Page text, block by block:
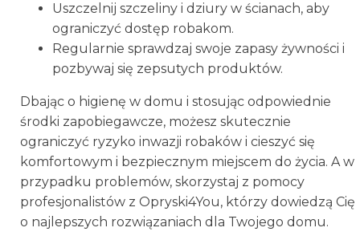
Uszczelnij szczeliny i dziury w ścianach, aby
ograniczyć dostęp robakom.
Regularnie sprawdzaj swoje zapasy żywności i
pozbywaj się zepsutych produktów.
Dbając o higienę w domu i stosując odpowiednie
środki zapobiegawcze, możesz skutecznie
ograniczyć ryzyko inwazji robaków i cieszyć się
komfortowym i bezpiecznym miejscem do życia. A w
przypadku problemów, skorzystaj z pomocy
profesjonalistów z Opryski4You, którzy dowiedzą Cię
o najlepszych rozwiązaniach dla Twojego domu.